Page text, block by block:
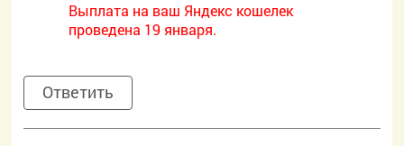
Выплата на ваш Яндекс кошелек
проведена 19 января.
Ответить